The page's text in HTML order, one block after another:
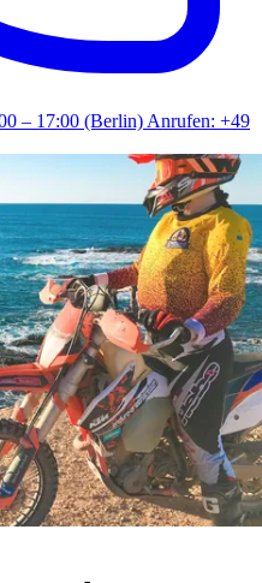
– 17:00 (Berlin)Anrufen: +49